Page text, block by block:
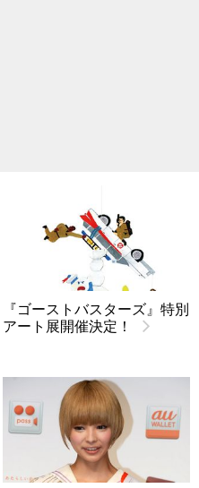
『ゴーストバスターズ』特別
アート展開催決定！